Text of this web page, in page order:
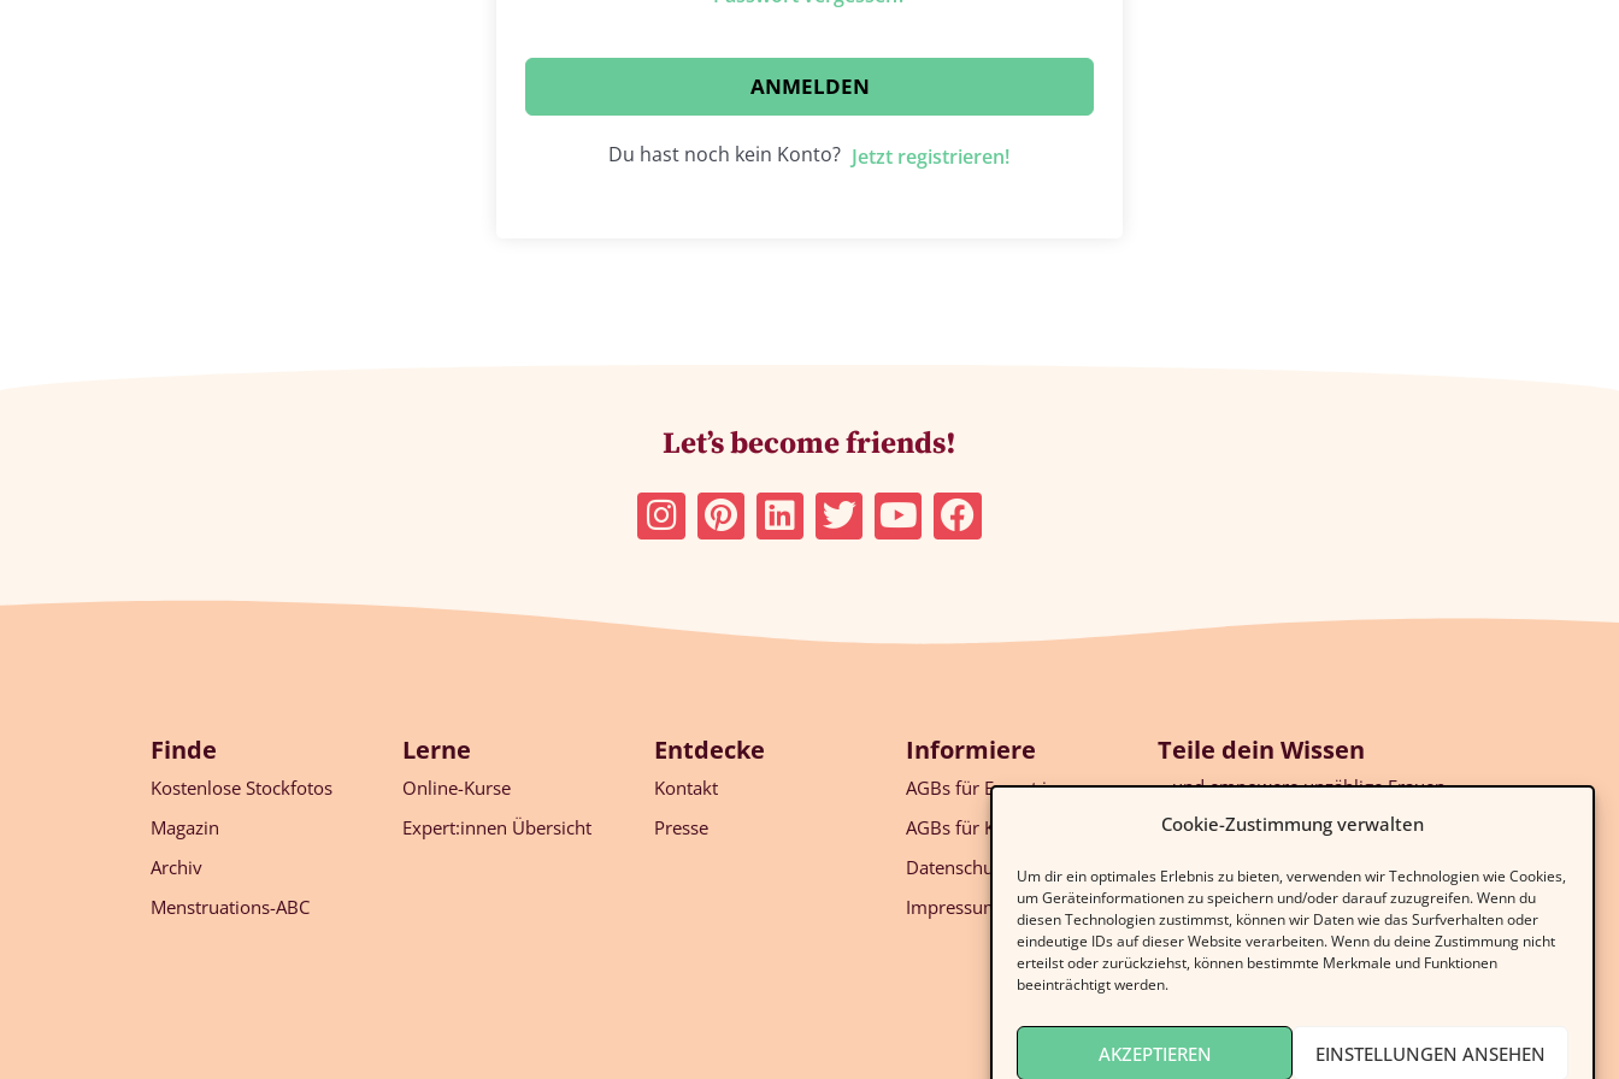
Cookie-Zustimmung verwalten
Um dir ein optimales Erlebnis zu bieten, verwenden wir Technologien wie Cookies,
um Geräteinformationen zu speichern und/oder darauf zuzugreifen. Wenn du
diesen Technologien zustimmst, können wir Daten wie das Surfverhalten oder
eindeutige IDs auf dieser Website verarbeiten. Wenn du deine Zustimmung nicht
erteilst oder zurückziehst, können bestimmte Merkmale und Funktionen
beeinträchtigt werden.
AKZEPTIEREN EINSTELLUNGEN ANSEHEN
ANMELDEN
Du hast noch kein Konto? Jetzt registrieren!
Let’s become friends!
Finde
Kostenlose Stockfotos
Magazin
Archiv
Menstruations-ABC
Lerne
Online-Kurse
Expert:innen Übersicht
Entdecke
Kontakt
Presse
Informiere
AGBs für Expert:innen
AGBs für Kund:innen
Datenschutz
Impressum
Teile dein Wissen
…und empowere unzählige Frauen,
selbestimmte Entscheidungen über
EXPERT:IN WERDEN!